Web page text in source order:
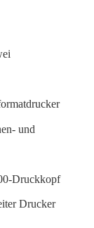
und
Druckkopf
Drucker